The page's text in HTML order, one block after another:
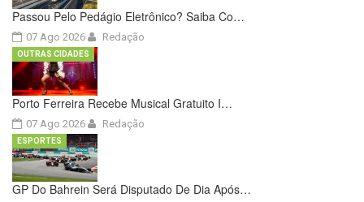
Passou Pelo Pedágio Eletrônico? Saiba Co…
07 Ago 2026 Redação
Porto Ferreira Recebe Musical Gratuito I…
07 Ago 2026
OUTRAS CIDADES
Redação
GP Do Bahrein Será Disputado De Dia Após…
ESPORTES